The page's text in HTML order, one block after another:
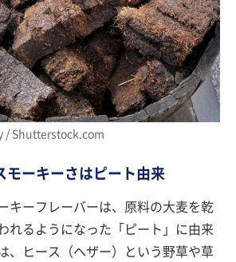
/ Shutterstock.com
モーキーさはピート由来
キーフレーバーは、原料の大麦を乾
れるようになった「ピート」に由来
、ヒース（ヘザー）という野草や草